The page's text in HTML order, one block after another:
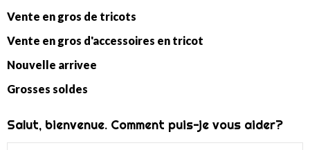
Vente en gros de tricots
Vente en gros d'accessoires en tricot
Nouvelle arrivee
Grosses soldes
Salut, bienvenue. Comment puis-je vous aider?